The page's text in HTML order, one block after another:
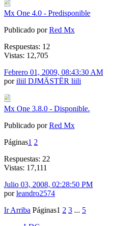
Mx One 4.0 - Predisponible
Publicado porRed Mx
Respuestas: 12
Vistas: 12,705
Febrero 01, 2009, 08:43:30 AM
poriliil DJMÄSTËR liili
Mx One 3.8.0 - Disponible.
Publicado porRed Mx
Páginas1 2
Respuestas: 22
Vistas: 17,111
Julio 03, 2008, 02:28:50 PM
porleandro2574
Ir Arriba Páginas1 2 3 ... 5